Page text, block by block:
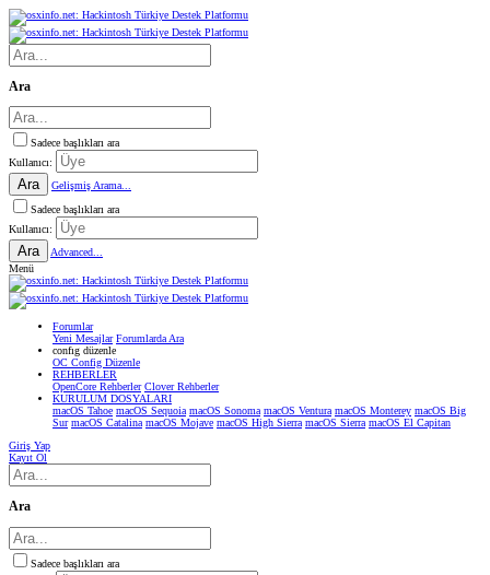
Ara
Sadece başlıkları ara
Kullanıcı:
Ara
Gelişmiş Arama...
Sadece başlıkları ara
Kullanıcı:
Ara
Advanced...
Menü
Forumlar
Yeni Mesajlar Forumlarda Ara
confıg düzenle
OC Config Düzenle
REHBERLER
OpenCore Rehberler Clover Rehberler
KURULUM DOSYALARI
macOS Tahoe macOS Sequoia macOS Sonoma macOS Ventura macOS Monterey macOS Big
Sur macOS Catalina macOS Mojave macOS High Sierra macOS Sierra macOS El Capitan
Giriş Yap
Kayıt Ol
Ara
Sadece başlıkları ara